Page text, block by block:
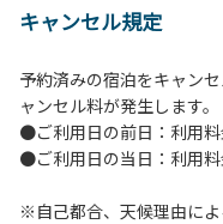
て芝生が焼けないよう
炭火、薪の燃え残った
棄してください。
・ペットをお連れのお
さい。他のお客様の迷
・電源は各サイトにあ
キャンセル規定
予約済みの宿泊をキャン
ャンセル料が発生します。
●ご利用日の前日：利用
●ご利用日の当日：利用
※自己都合、天候理由に